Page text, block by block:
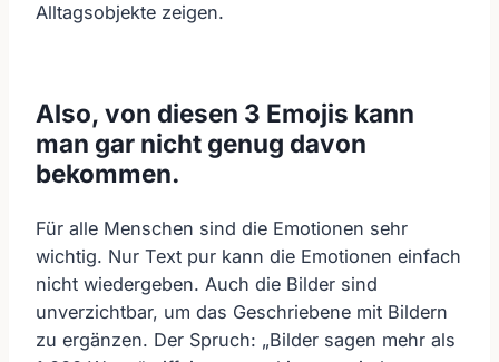
Alltagsobjekte zeigen.
Also, von diesen 3 Emojis kann
man gar nicht genug davon
bekommen.
Für alle Menschen sind die Emotionen sehr
wichtig. Nur Text pur kann die Emotionen einfach
nicht wiedergeben. Auch die Bilder sind
unverzichtbar, um das Geschriebene mit Bildern
zu ergänzen. Der Spruch: „Bilder sagen mehr als